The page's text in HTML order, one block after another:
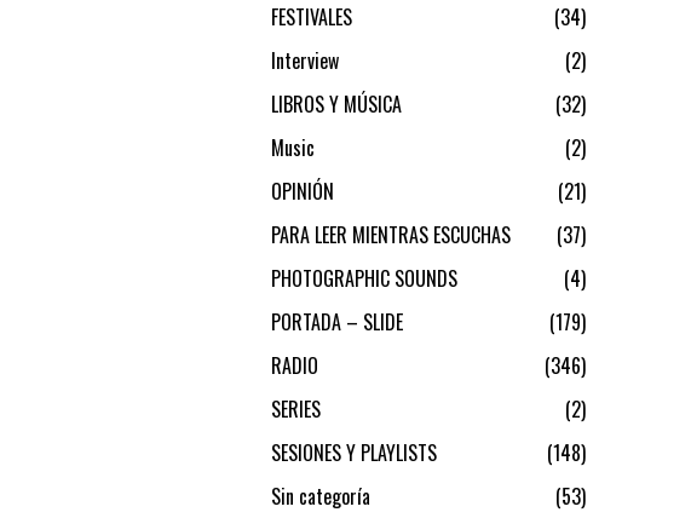
FESTIVALES
34
Interview
2
LIBROS Y MÚSICA
32
Music
2
OPINIÓN
21
PARA LEER MIENTRAS ESCUCHAS
37
PHOTOGRAPHIC SOUNDS
4
PORTADA – SLIDE
179
RADIO
346
SERIES
2
SESIONES Y PLAYLISTS
148
Sin categoría
53